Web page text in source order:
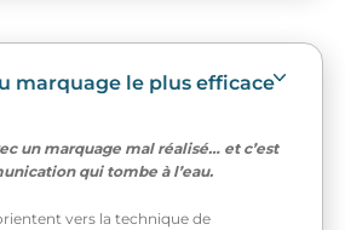
marquage le plus efficace
un marquage mal réalisé… et c’est
qui tombe à l’eau.
vers la technique de